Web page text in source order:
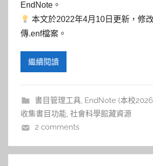
EndNote。
本文於2022年4月10日更新，修
傳.enf檔案。
繼續閱讀
書目管理工具, EndNote (本校
收集書目功能, 社會科學館藏資源
2 comments